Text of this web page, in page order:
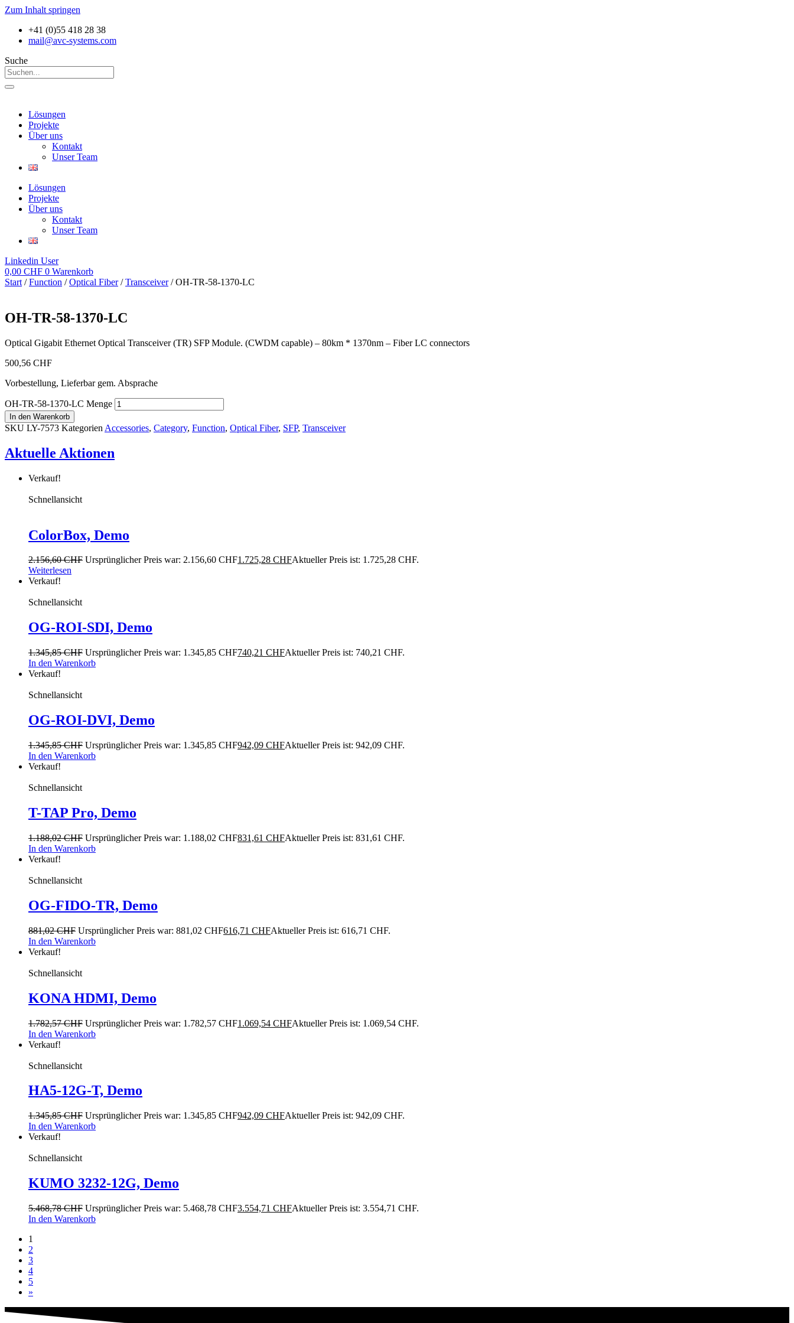
Zum Inhalt springen
+41 (0)55 418 28 38
mail@avc-systems.com
Suche
Lösungen
Projekte
Über uns
Kontakt
Unser Team
Lösungen
Projekte
Über uns
Kontakt
Unser Team
Linkedin User
0,00 CHF 0 Warenkorb
Start /Function /Optical Fiber/Transceiver/ OH-TR-58-1370-LC
OH-TR-58-1370-LC
Optical Gigabit Ethernet Optical Transceiver (TR) SFP Module. (CWDM capable) – 80km * 1370nm – Fiber LC connectors
500,56 CHF
Vorbestellung, Lieferbar gem. Absprache
OH-TR-58-1370-LC Menge
In den Warenkorb
SKU LY-7573 Kategorien Accessories, Category, Function, Optical Fiber, SFP, Transceiver
Aktuelle Aktionen
Verkauf!
Schnellansicht
ColorBox, Demo
2.156,60CHF Ursprünglicher Preis war: 2.156,60 CHF1.725,28 CHFAktueller Preis ist: 1.725,28 CHF.
Weiterlesen
Verkauf!
Schnellansicht
OG-ROI-SDI, Demo
1.345,85CHF Ursprünglicher Preis war: 1.345,85 CHF740,21 CHFAktueller Preis ist: 740,21 CHF.
In den Warenkorb
Verkauf!
Schnellansicht
OG-ROI-DVI, Demo
1.345,85CHF Ursprünglicher Preis war: 1.345,85 CHF942,09 CHFAktueller Preis ist: 942,09 CHF.
In den Warenkorb
Verkauf!
Schnellansicht
T-TAP Pro, Demo
1.188,02CHF Ursprünglicher Preis war: 1.188,02 CHF831,61 CHFAktueller Preis ist: 831,61 CHF.
In den Warenkorb
Verkauf!
Schnellansicht
OG-FIDO-TR, Demo
881,02CHF Ursprünglicher Preis war: 881,02 CHF616,71 CHFAktueller Preis ist: 616,71 CHF.
In den Warenkorb
Verkauf!
Schnellansicht
KONA HDMI, Demo
1.782,57CHF Ursprünglicher Preis war: 1.782,57 CHF1.069,54 CHFAktueller Preis ist: 1.069,54 CHF.
In den Warenkorb
Verkauf!
Schnellansicht
HA5-12G-T, Demo
1.345,85CHF Ursprünglicher Preis war: 1.345,85 CHF942,09 CHFAktueller Preis ist: 942,09 CHF.
In den Warenkorb
Verkauf!
Schnellansicht
KUMO 3232-12G, Demo
5.468,78CHF Ursprünglicher Preis war: 5.468,78 CHF3.554,71 CHFAktueller Preis ist: 3.554,71 CHF.
In den Warenkorb
1
2
3
4
5
»